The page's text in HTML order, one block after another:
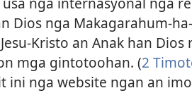
Dios nga Makagarahum-
Kristo an Anak han
mga gintotoohan. (2
nga website ngan an